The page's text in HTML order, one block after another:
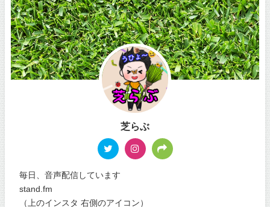
芝らぶ
毎日、音声配信しています
stand.fm
（上のインスタ 右側のアイコン）